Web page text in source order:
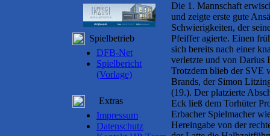
Spielbetrieb
DFB-Net
Spielbericht
(Vorlage)
Extras
Impressum
Datenschutz
Die 1. Mannschaft
und zeigte erste gute
Schwierigkeiten, der
Pfeiffer agierte. Einen
sich bereits nach einer
verletzte und von Darius
Trotzdem blieb der SVE
Brands, der Simon
(19.). Der platzierte
Eck ließ dem Torhüter
Erbacher Spielmacher
Hereingabe von der